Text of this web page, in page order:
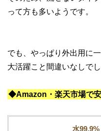
って方も多いようです。
でも、やっぱり外出用に
大活躍こと間違いなしでし
◆Amazon・楽天市場で
水